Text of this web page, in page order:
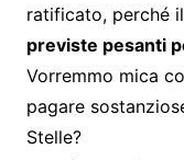
ratificato, perché
previste pesanti
Vorremmo mica
pagare
Stelle?